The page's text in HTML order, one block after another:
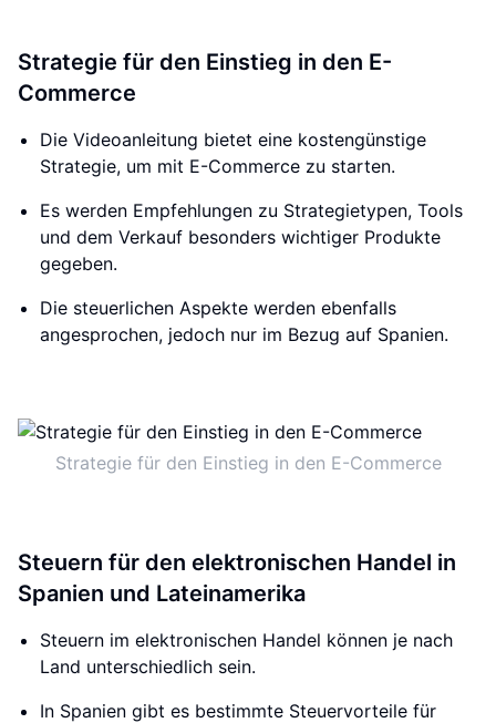
Strategie für den Einstieg in den E-
Commerce
Die Videoanleitung bietet eine kostengünstige
Strategie, um mit E-Commerce zu starten.
Es werden Empfehlungen zu Strategietypen, Tools
und dem Verkauf besonders wichtiger Produkte
gegeben.
Die steuerlichen Aspekte werden ebenfalls
angesprochen, jedoch nur im Bezug auf Spanien.
Strategie für den Einstieg in den E-Commerce
Steuern für den elektronischen Handel in
Spanien und Lateinamerika
Steuern im elektronischen Handel können je nach
Land unterschiedlich sein.
In Spanien gibt es bestimmte Steuervorteile für